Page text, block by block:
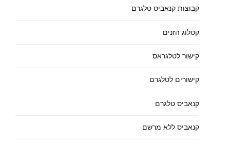
קבוצות קנאביס טלגרם
קטלוג הזנים
קישור לטלגראס
קישורים לטלגרם
קנאביס טלגרם
קנאביס ללא מרשם